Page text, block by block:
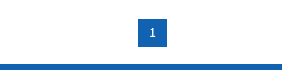
1